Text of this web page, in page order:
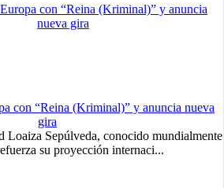
con “Reina (Kriminal)” y anuncia
nueva gira
Loaiza Sepúlveda, conocido mundialmente
su proyección internaci...